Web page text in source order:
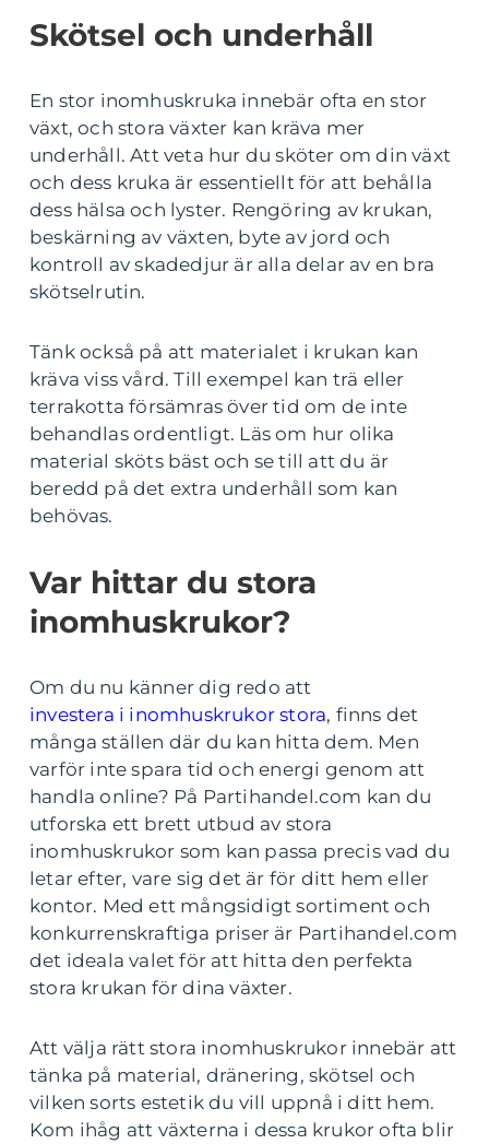
Skötsel och underhåll
En stor inomhuskruka innebär ofta en stor
växt, och stora växter kan kräva mer
underhåll. Att veta hur du sköter om din växt
och dess kruka är essentiellt för att behålla
dess hälsa och lyster. Rengöring av krukan,
beskärning av växten, byte av jord och
kontroll av skadedjur är alla delar av en bra
skötselrutin.
Tänk också på att materialet i krukan kan
kräva viss vård. Till exempel kan trä eller
terrakotta försämras över tid om de inte
behandlas ordentligt. Läs om hur olika
material sköts bäst och se till att du är
beredd på det extra underhåll som kan
behövas.
Var hittar du stora
inomhuskrukor?
Om du nu känner dig redo att
investera i inomhuskrukor stora, finns det
många ställen där du kan hitta dem. Men
varför inte spara tid och energi genom att
handla online? På Partihandel.com kan du
utforska ett brett utbud av stora
inomhuskrukor som kan passa precis vad du
letar efter, vare sig det är för ditt hem eller
kontor. Med ett mångsidigt sortiment och
konkurrenskraftiga priser är Partihandel.com
det ideala valet för att hitta den perfekta
stora krukan för dina växter.
Att välja rätt stora inomhuskrukor innebär att
tänka på material, dränering, skötsel och
vilken sorts estetik du vill uppnå i ditt hem.
Kom ihåg att växterna i dessa krukor ofta blir